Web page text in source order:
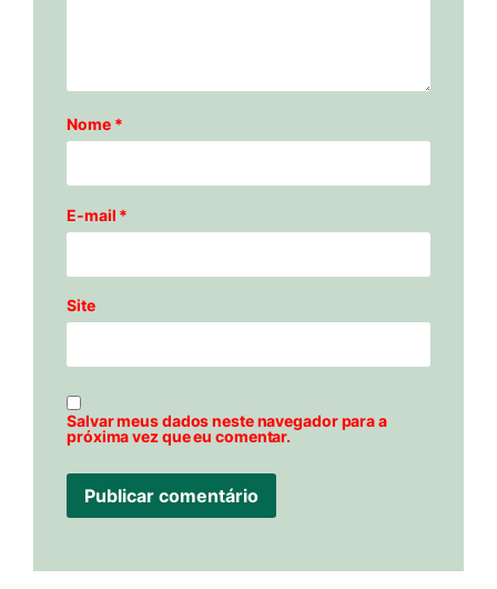
Nome *
E-mail *
Site
Salvar meus dados neste navegador para a
próxima vez que eu comentar.